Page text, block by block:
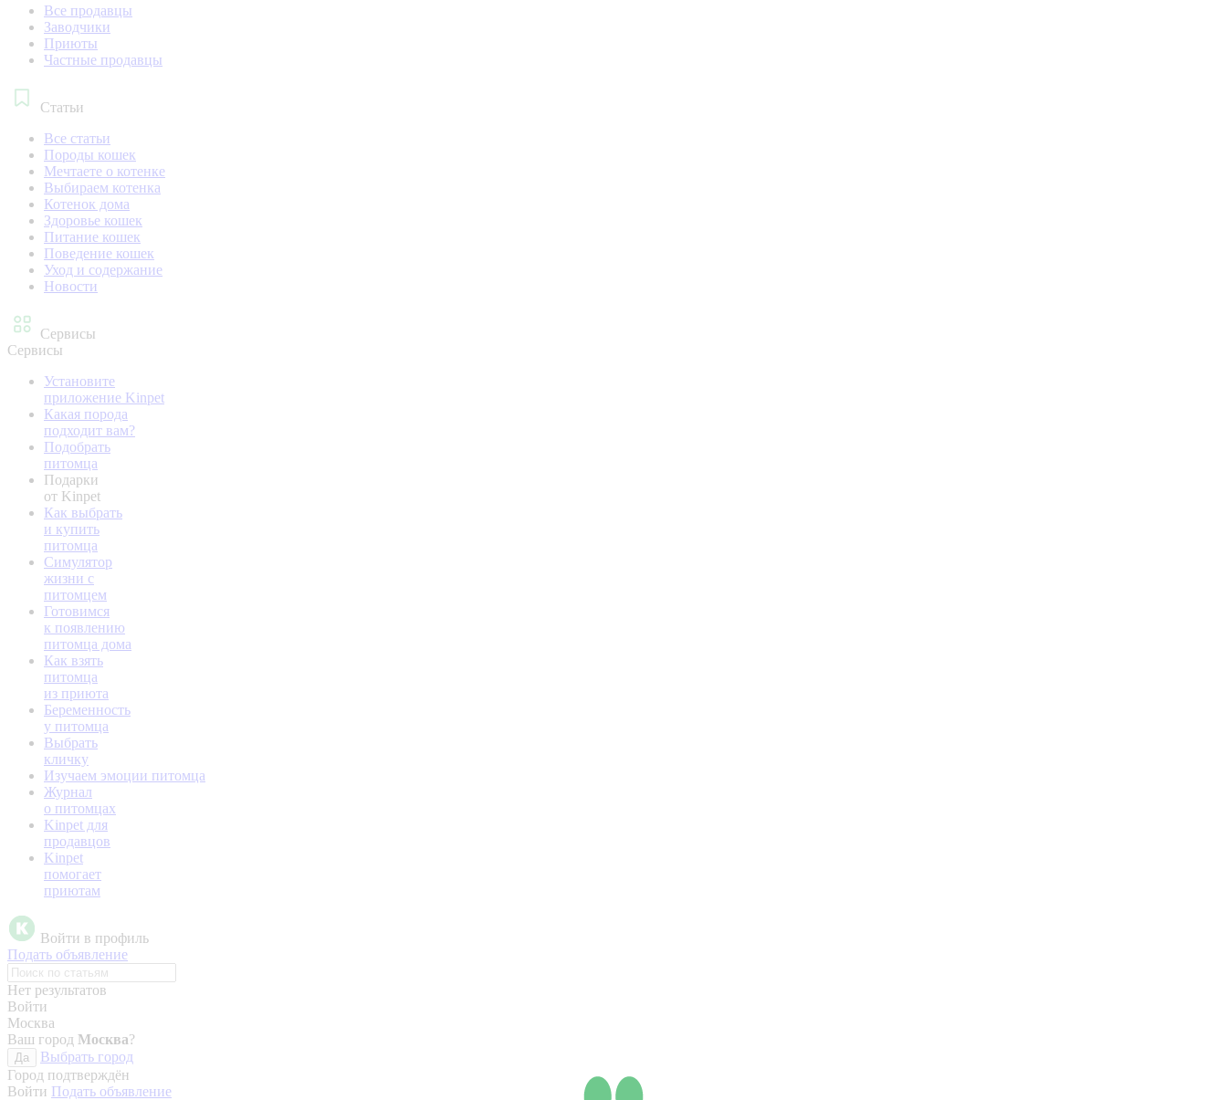
Все продавцы
Заводчики
Приюты
Частные продавцы
Статьи
Все статьи
Породы кошек
Мечтаете о котенке
Выбираем котенка
Котенок дома
Здоровье кошек
Питание кошек
Поведение кошек
Уход и содержание
Новости
Сервисы
Сервисы
Установите
приложение Kinpet
Какая порода
подходит вам?
Подобрать
питомца
Подарки
от Kinpet
Как выбрать
и купить
питомца
Симулятор
жизни с
питомцем
Готовимся
к появлению
питомца дома
Как взять
питомца
из приюта
Беременность
у питомца
Выбрать
кличку
Изучаем эмоции питомца
Журнал
о питомцах
Kinpet для
продавцов
Kinpet
помогает
приютам
Войти в профиль
Подать объявление
Нет результатов
Войти
Москва
Ваш город Москва?
Да
Выбрать город
Город подтверждён
Войти Подать объявление